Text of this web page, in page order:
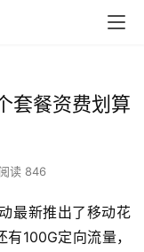
套餐资费划算
阅读 846
最新推出了移动花
100G定向流量，